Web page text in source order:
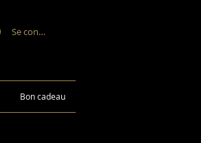
Se connecter
Bon cadeau